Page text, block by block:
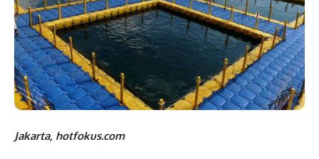
Jakarta, hotfokus.com